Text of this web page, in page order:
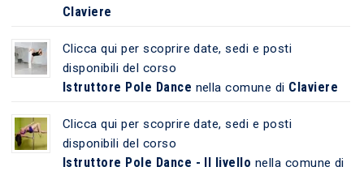
Claviere
Clicca qui per scoprire date, sedi e posti
disponibili del corso
Istruttore Pole Dance nella comune di Claviere
Clicca qui per scoprire date, sedi e posti
disponibili del corso
Istruttore Pole Dance - II livello nella comune di